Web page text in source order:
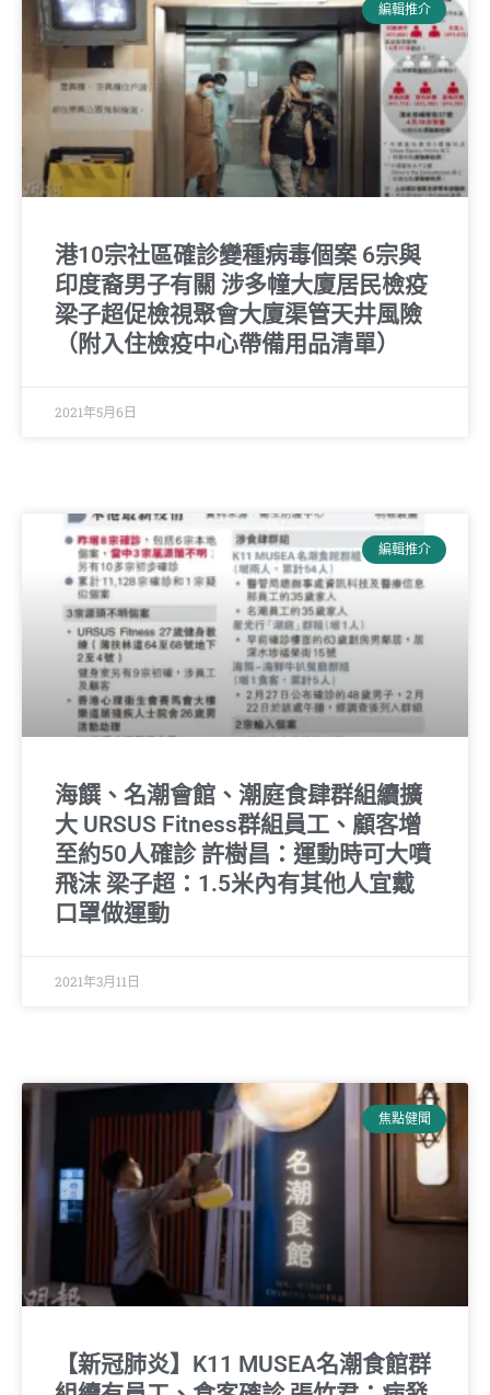
編輯推介
港10宗社區確診變種病毒個案 6宗與
印度裔男子有關 涉多幢大廈居民檢疫
梁子超促檢視聚會大廈渠管天井風險
（附入住檢疫中心帶備用品清單）
2021年5月6日
編輯推介
海饌、名潮會館、潮庭食肆群組續擴
大 URSUS Fitness群組員工、顧客增
至約50人確診 許樹昌：運動時可大噴
飛沫 梁子超：1.5米內有其他人宜戴
口罩做運動
2021年3月11日
焦點健聞
【新冠肺炎】K11 MUSEA名潮食館群